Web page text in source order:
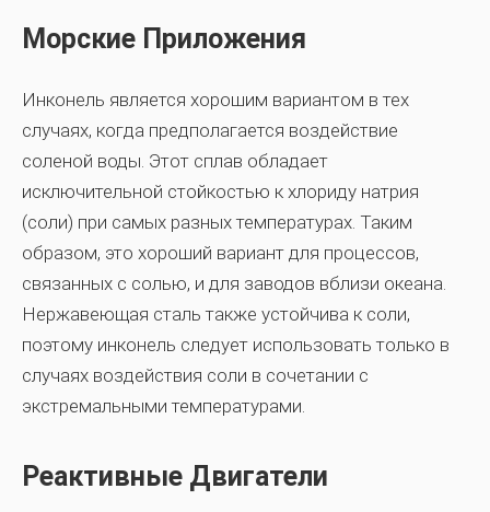
Морские Приложения
Инконель является хорошим вариантом в тех
случаях, когда предполагается воздействие
соленой воды. Этот сплав обладает
исключительной стойкостью к хлориду натрия
(соли) при самых разных температурах. Таким
образом, это хороший вариант для процессов,
связанных с солью, и для заводов вблизи океана.
Нержавеющая сталь также устойчива к соли,
поэтому инконель следует использовать только в
случаях воздействия соли в сочетании с
экстремальными температурами.
Реактивные Двигатели